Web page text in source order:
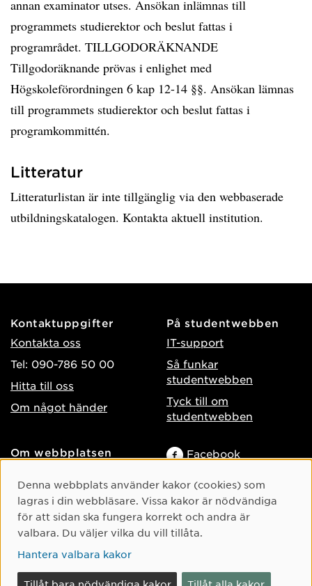
annan examinator utses. Ansökan inlämnas till
programmets studierektor och beslut fattas i
programrådet. TILLGODORÄKNANDE
Tillgodoräknande prövas i enlighet med
Högskoleförordningen 6 kap 12-14 §§. Ansökan lämnas
till programmets studierektor och beslut fattas i
programkommittén.
Litteratur
Litteraturlistan är inte tillgänglig via den webbaserade
utbildningskatalogen. Kontakta aktuell institution.
Kontaktuppgifter
Kontakta oss
Tel: 090-786 50 00
Hitta till oss
Om något händer
På studentwebben
IT-support
Så funkar
studentwebben
Tyck till om
studentwebben
Om webbplatsen
Behandling av
personuppgifter
Hantera kakor
Facebook
TikTok
Youtube
Cookie-samtycke
Denna webbplats använder kakor (cookies) som
lagras i din webbläsare. Vissa kakor är nödvändiga
för att sidan ska fungera korrekt och andra är
valbara. Du väljer vilka du vill tillåta.
Hantera valbara kakor